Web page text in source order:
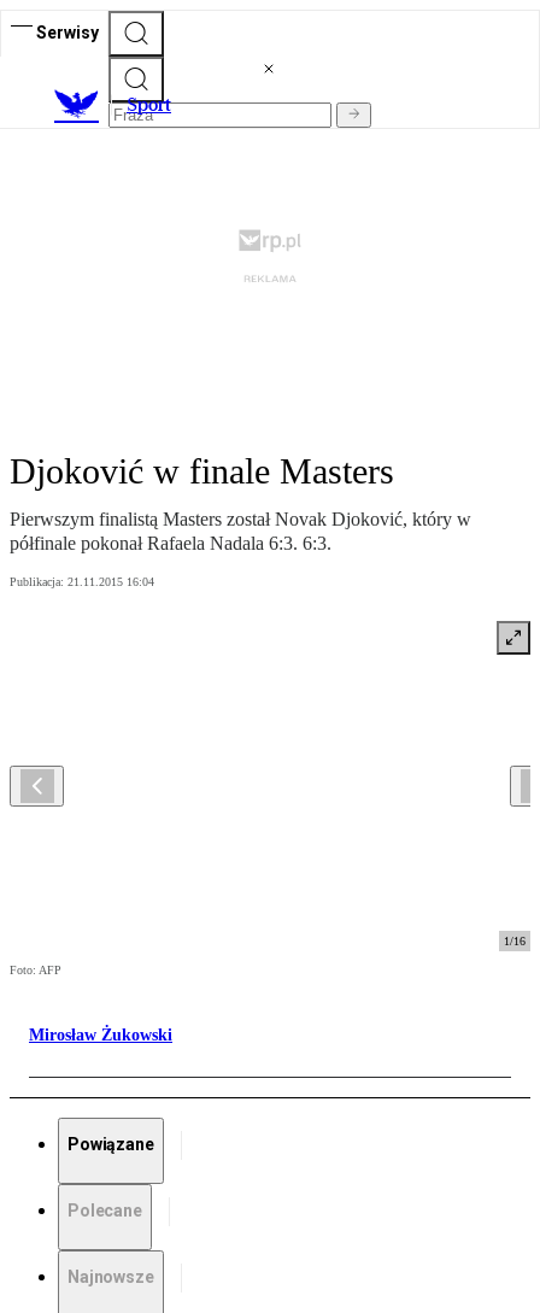
Serwisy
Sport
Djoković w finale Masters
Pierwszym finalistą Masters został Novak Djoković, który w
półfinale pokonał Rafaela Nadala 6:3. 6:3.
Publikacja: 21.11.2015 16:04
1/16
Foto: AFP
Mirosław Żukowski
Powiązane
Polecane
Najnowsze